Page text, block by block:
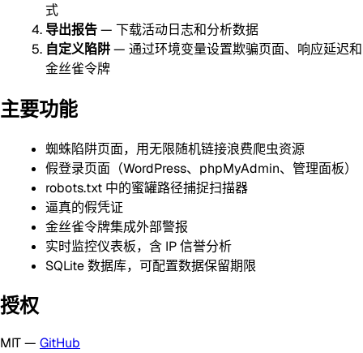
式
导出报告— 下载活动日志和分析数据
自定义陷阱— 通过环境变量设置欺骗页面、响应延迟和
金丝雀令牌
主要功能
蜘蛛陷阱页面，用无限随机链接浪费爬虫资源
假登录页面（WordPress、phpMyAdmin、管理面板）
robots.txt 中的蜜罐路径捕捉扫描器
逼真的假凭证
金丝雀令牌集成外部警报
实时监控仪表板，含 IP 信誉分析
SQLite 数据库，可配置数据保留期限
授权
MIT — GitHub